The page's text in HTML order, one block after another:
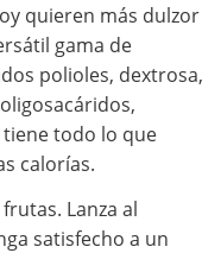
quieren más dulzor
gama de
polioles, dextrosa,
todo lo que
calorías.
Lanza al
satisfecho a un